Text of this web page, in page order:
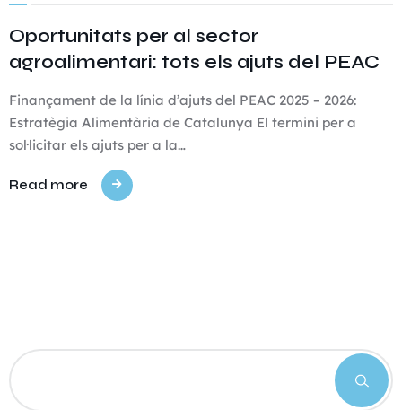
Oportunitats per al sector
agroalimentari: tots els ajuts del PEAC
Finançament de la línia d’ajuts del PEAC 2025 – 2026:
Estratègia Alimentària de Catalunya El termini per a
sol·licitar els ajuts per a la…
Read more